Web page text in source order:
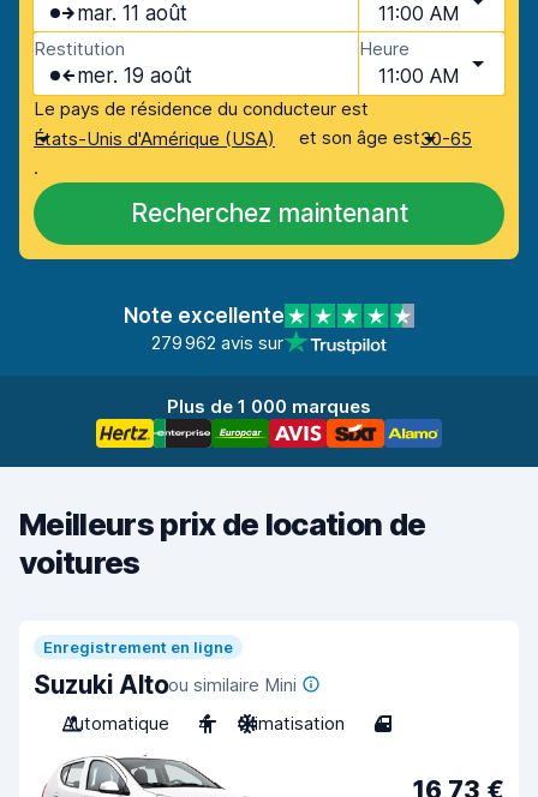
mar. 11 août 11:00 AM
Restitution
mer. 19 août
Heure
11:00 AM
Le pays de résidence du conducteur est
États-Unis d'Amérique (USA)
et son âge est30-65
.
Recherchez maintenant
Note excellente
279 962 avis sur
Plus de 1 000 marques
Meilleurs prix de location de
voitures
Enregistrement en ligne
Suzuki Altoou similaire Mini
Automatique
4 Climatisation 4
16,73 €